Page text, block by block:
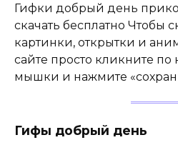
Гифки добрый день
скачать бесплатно Чтобы
картинки, открытки и
сайте просто кликните
мышки и нажмите
Гифы добрый день